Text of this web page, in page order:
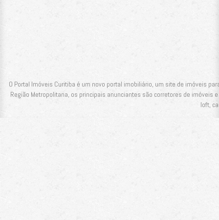
O Portal Imóveis Curitiba é um novo portal imobiliário, um site de imóveis
Região Metropolitana, os principais anunciantes são corretores de imóveis
loft,